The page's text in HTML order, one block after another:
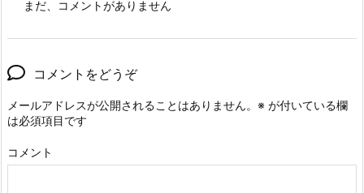
まだ、コメントがありません
コメントをどうぞ
メールアドレスが公開されることはありません。 ※ が付いている欄
は必須項目です
コメント